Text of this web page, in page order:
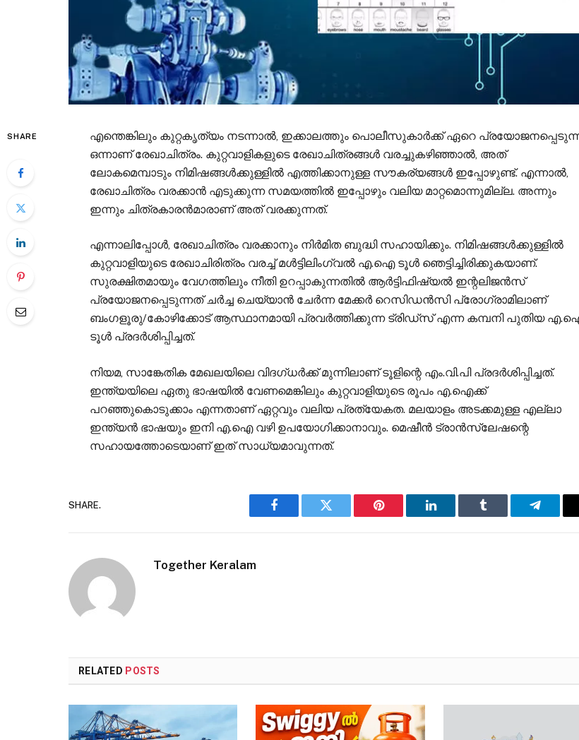
SHARE
എന്തെങ്കിലും കുറ്റകൃത്യം നടന്നാൽ, ഇക്കാലത്തും പൊലീസുകാർക്ക് ഏറെ
ഒന്നാണ് രേഖാചിത്രം. കുറ്റവാളികളുടെ രേഖാചിത്രങ്ങൾ വരച്ചുകഴിഞ്ഞാൽ, അത്
ലോകമെമ്പാടും നിമിഷങ്ങൾക്കുള്ളിൽ എത്തിക്കാനുള്ള സൗകര്യങ്ങൾ ഇപ്പോഴുണ്ട്. എന്നാൽ,
രേഖാചിത്രം വരക്കാൻ എടുക്കുന്ന സമയത്തിൽ ഇപ്പോഴും വലിയ മാറ്റമൊന്നുമില്ല. അന്നും
ഇന്നും ചിത്രകാരൻമാരാണ് അത് വരക്കുന്നത്.
എന്നാലിപ്പോൾ, രേഖാചിത്രം വരക്കാനും നിർമിത ബുദ്ധി സഹായിക്കും. നിമിഷങ്ങൾക്കുള്ളിൽ
കുറ്റവാളിയുടെ രേഖാചിരിത്രം വരച്ച് മൾട്ടിലിംഗ്വൽ എ.ഐ ടൂൾ ഞെട്ടിച്ചിരിക്കുകയാണ്.
സുരക്ഷിതമായും വേഗത്തിലും നീതി ഉറപ്പാകുന്നതിൽ ആർട്ടിഫിഷ്യൽ ഇന്റലിജൻസ്
പ്രയോജനപ്പെടുന്നത് ചർച്ച ചെയ്യാൻ ചേർന്ന മേക്കർ റെസിഡൻസി പ്രോഗ്രാമിലാണ്
ബംഗളൂരു/കോഴിക്കോട് ആസ്ഥാനമായി പ്രവർത്തിക്കുന്ന ട്രിഡ്‌സ് എന്ന കമ്പനി പുതിയ
ടൂൾ പ്രദർശിപ്പിച്ചത്.
നിയമ, സാങ്കേതിക മേഖലയിലെ വിദഗ്ധർക്ക് മുന്നിലാണ് ടൂളിന്റെ എം.വി.പി പ്രദർശിപ്പിച്ചത്.
ഇന്ത്യയിലെ ഏതു ഭാഷയിൽ വേണമെങ്കിലും കുറ്റവാളിയുടെ രൂപം എ.ഐക്ക്
പറഞ്ഞുകൊടുക്കാം എന്നതാണ് ഏറ്റവും വലിയ പ്രത്യേകത. മലയാളം അടക്കമുള്ള എല്ലാ
ഇന്ത്യൻ ഭാഷയും ഇനി എ.ഐ വഴി ഉപയോഗിക്കാനാവും. മെഷീൻ ട്രാൻസ്‌ലേഷന്റെ
സഹായത്തോടെയാണ് ഇത് സാധ്യമാവുന്നത്.
SHARE.
Facebook Twitter Pinterest LinkedIn Tumblr
Together Keralam
RELATED POSTS